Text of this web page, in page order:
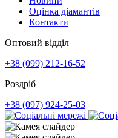
Оцінка діамантів
Контакти
Оптовий відділ
+38 (099) 212-16-52
Роздріб
+38 (097) 924-25-03